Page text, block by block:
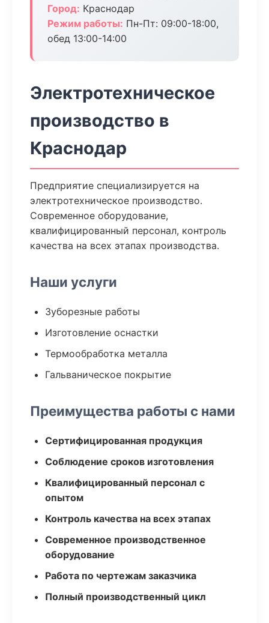
Город: Краснодар
Режим работы: Пн-Пт: 09:00-18:00,
обед 13:00-14:00
Электротехническое
производство в
Краснодар
Предприятие специализируется на
электротехническое производство.
Современное оборудование,
квалифицированный персонал, контроль
качества на всех этапах производства.
Наши услуги
Зуборезные работы
Изготовление оснастки
Термообработка металла
Гальваническое покрытие
Преимущества работы с нами
Сертифицированная продукция
Соблюдение сроков изготовления
Квалифицированный персонал с
опытом
Контроль качества на всех этапах
Современное производственное
оборудование
Работа по чертежам заказчика
Полный производственный цикл